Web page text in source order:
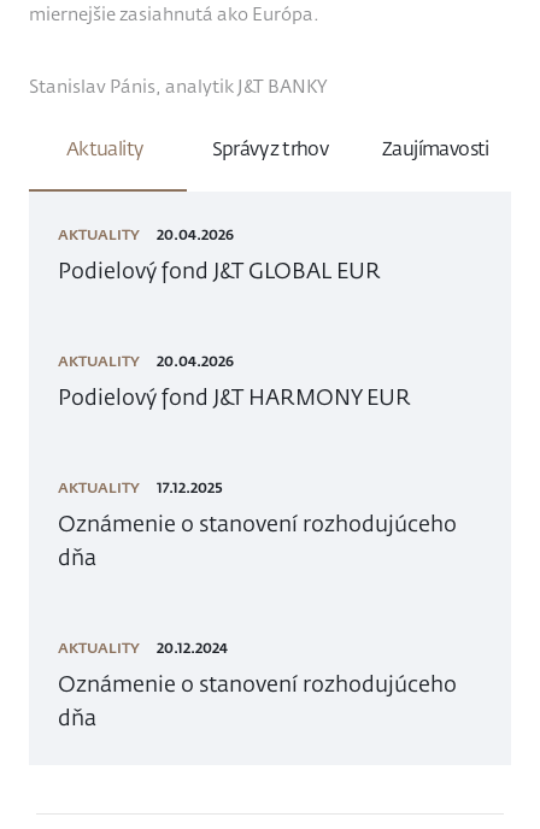
miernejšie zasiahnutá ako Európa.
Stanislav Pánis, analytik J&T BANKY
Aktuality Správy z trhov Zaujímavosti
AKTUALITY 20.04.2026
Podielový fond J&T GLOBAL EUR
AKTUALITY 20.04.2026
Podielový fond J&T HARMONY EUR
AKTUALITY 17.12.2025
Oznámenie o stanovení rozhodujúceho
dňa
AKTUALITY 20.12.2024
Oznámenie o stanovení rozhodujúceho
dňa